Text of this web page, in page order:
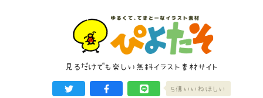
見るだけでも楽しい無料イラスト素材サイト
5億いいねほしい